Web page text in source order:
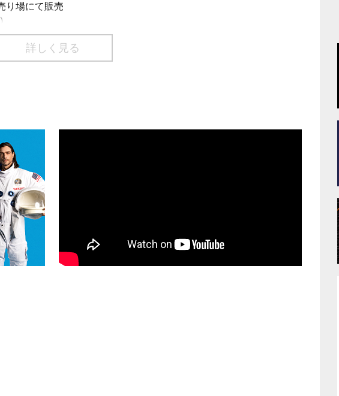
ご入場をお断りさせていただきます。
ーション 0570-200-888
り場にて販売
8/20(火)18:00
バイル 会員先行
8/20(火)18:00
ご入場をお断りさせていただきます。
972-7466
詳しく見る